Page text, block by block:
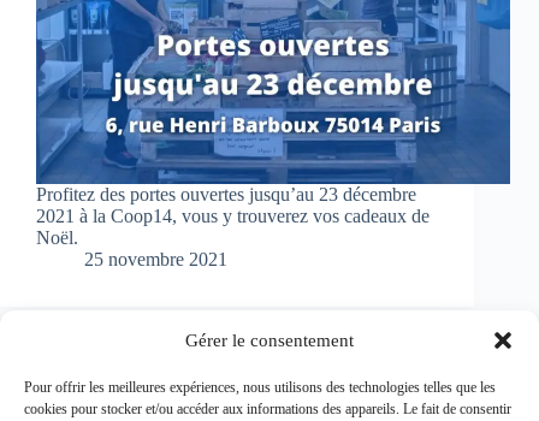
Gérer le consentement
Pour offrir les meilleures expériences, nous utilisons des technologies telles que les
cookies pour stocker et/ou accéder aux informations des appareils. Le fait de consentir
Profitez des portes ouvertes jusqu’au 23 décembre
2021 à la Coop14, vous y trouverez vos cadeaux de
Noël.
25 novembre 2021
PRÉCÉDENT